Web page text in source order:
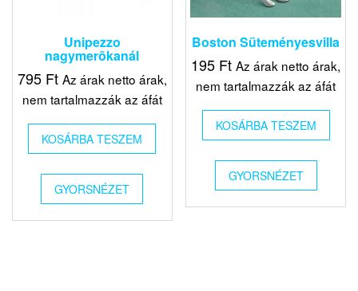
Unipezzo
nagymerõkanál
795 Ft Az árak netto árak,
nem tartalmazzák az áfát
KOSÁRBA TESZEM
GYORSNÉZET
Boston Süteményesvilla
195 Ft Az árak netto árak,
nem tartalmazzák az áfát
KOSÁRBA TESZEM
GYORSNÉZET